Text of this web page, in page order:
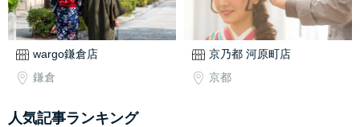
wargo鎌倉店
鎌倉
京乃都 河原町店
京都
人気記事ランキング